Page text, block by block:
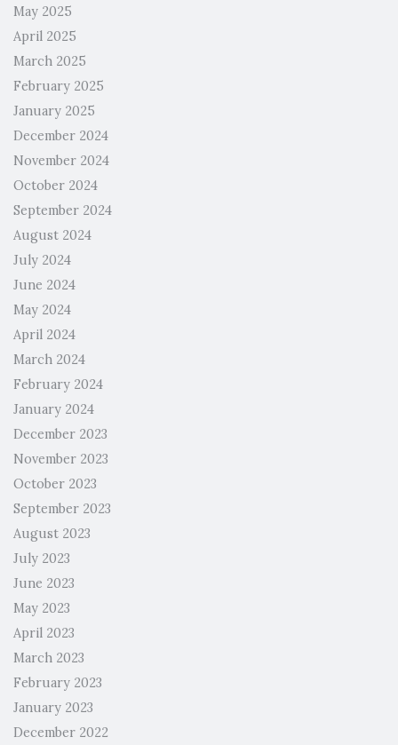
May 2025
April 2025
March 2025
February 2025
January 2025
December 2024
November 2024
October 2024
September 2024
August 2024
July 2024
June 2024
May 2024
April 2024
March 2024
February 2024
January 2024
December 2023
November 2023
October 2023
September 2023
August 2023
July 2023
June 2023
May 2023
April 2023
March 2023
February 2023
January 2023
December 2022